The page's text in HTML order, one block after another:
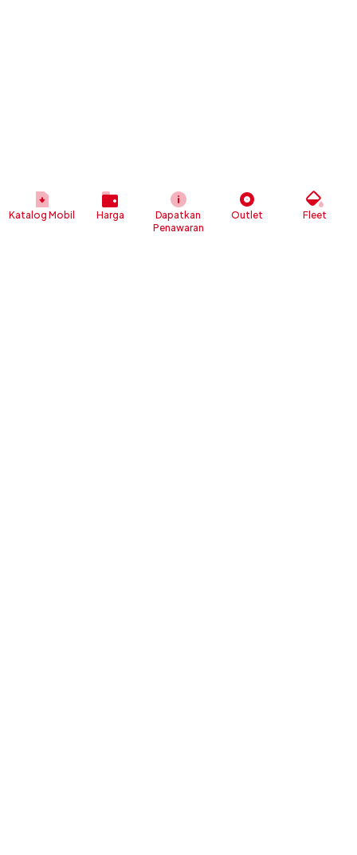
Katalog Mobil Harga
Dapatkan
Penawaran
Outlet Fleet